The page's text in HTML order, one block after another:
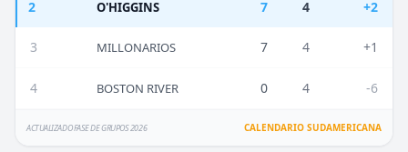
2 O'HIGGINS 7 4 +2
3 MILLONARIOS 7 4 +1
4 BOSTON RIVER 0 4 -6
ACTUALIZADO FASE DE GRUPOS 2026 CALENDARIO SUDAMERICANA